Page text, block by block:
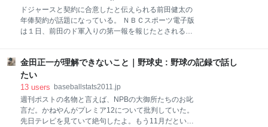
たのだ。 ■設定 世界：中学野球 軟式か硬式かは不明だ
が、高校野球同様、中学野球にも新聞社主催（と思わ
れる）の全国大会があって、全国的な人気を博してい
ち上がる夏の大会がある。 日本の少年野球漫画（他の
国にはほとんどないだろうが）の最大の特徴は、「リ
アルな少年
ドジャースと契約に合意したと伝えられる前田健太の
年俸契約が話題になっている。 ＮＢＣスポーツ電子版
は１日、前田のド軍入りの第一報を報じたとされる
る。 年平均３００万ドル（約３億６０００万円）は、
メジャーの平均年俸（約４００万ドル）を下回る額な
がら、各シーズンごとに１０００万ドル（約１２億
円）から最高で１２００万ドル（約１４億５０００万
円）の出来高払いが付く―と報じている。 過去のポス
ティングによる移籍について見ていこう。＋は出来高
金田正一が理解できないこと｜野球史 : 野球の記録で話し
たい
13 users baseballstats2011.jp
週刊ポストの名物と言えば、NPBの大御所たちのお叱
言だ。かねやんがプレミア12について批判していた。
先日テレビを見ていて絶句したよ。もう11月だという